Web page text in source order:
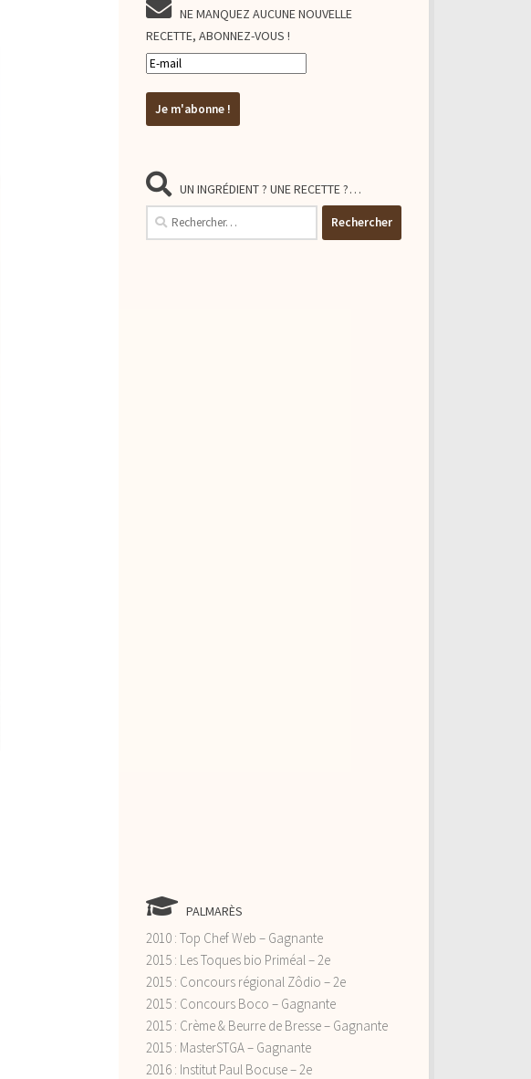
NE MANQUEZ AUCUNE NOUVELLE
RECETTE, ABONNEZ-VOUS !
UN INGRÉDIENT ? UNE RECETTE ?…
Rechercher :
PALMARÈS
2010 : Top Chef Web – Gagnante
2015 : Les Toques bio Priméal – 2e
2015 : Concours régional Zôdio – 2e
2015 : Concours Boco – Gagnante
2015 : Crème & Beurre de Bresse – Gagnante
2015 : MasterSTGA – Gagnante
2016 : Institut Paul Bocuse – 2e